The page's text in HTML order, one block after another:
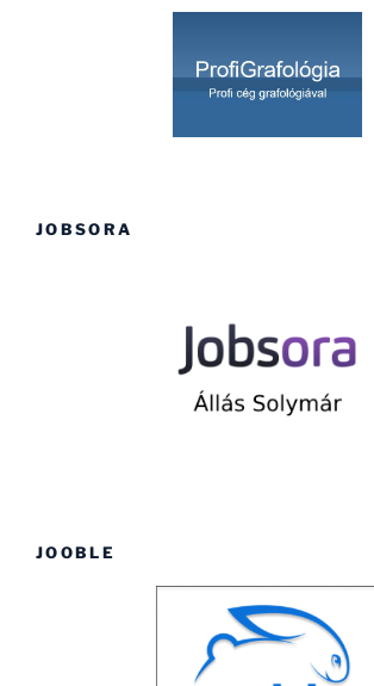
JOBSORA
JOOBLE